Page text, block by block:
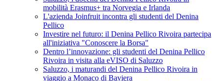
mobilità Erasmus+ tra Norvegia e Irlanda
L'azienda Joinfruit incontra gli studenti del Denina
Pellico
Investire nel futuro: il Denina Pellico Rivoira partecipa
all'iniziativa "Conoscere la Borsa"
Dentro l’innovazione: gli studenti del Denina Pellico
Rivoira in visita alla eVISO di Saluzzo
Saluzzo, i maturandi del Denina Pellico Rivoira in
viaggio a Monaco di Baviera